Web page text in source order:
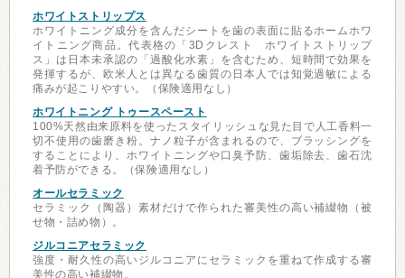
ホワイトストリップス
ホワイトニング成分を含んだシートを歯の表面に貼るホームホワ
イトニング商品。代表格の「3Dクレスト ホワイトストリップ
ス」は日本未承認の「過酸化水素」を含むため、短時間で効果を
発揮するが、欧米人とは異なる歯質の日本人では知覚過敏による
痛みが起こりやすい。（保険適用なし）
ホワイトニング トゥースペースト
100%天然由来原料を使ったスタイリッシュな見た目で人工香料一
切不使用の歯磨き粉。ナノ粒子が含まれるので、ブラッシングを
することにより、ホワイトニングや口臭予防、歯垢除去、歯石沈
着予防ができる。（保険適用なし）
オールセラミック
セラミック（陶器）素材だけで作られた審美性の高い補綴物（被
せ物・詰め物）。
ジルコニアセラミック
強度・耐久性の高いジルコニアにセラミックを重ねて作成する審
美性の高い補綴物。